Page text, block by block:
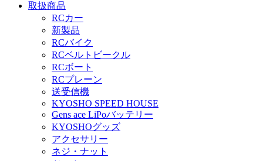
取扱商品
RCカー
新製品
RCバイク
RCベルトビークル
RCボート
RCプレーン
送受信機
KYOSHO SPEED HOUSE
Gens ace LiPoバッテリー
KYOSHOグッズ
アクセサリー
ネジ・ナット